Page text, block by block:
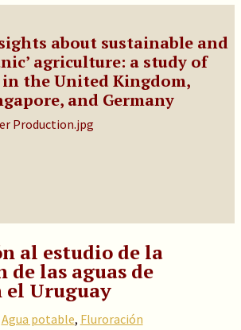
about sustainable and
agriculture: a study of
the United Kingdom,
and Germany
al estudio de la
las aguas de
el Uruguay
Agua potable, Fluroración